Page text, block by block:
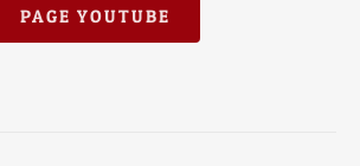
PAGE YOUTUBE